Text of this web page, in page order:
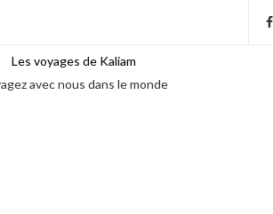
Les voyages de Kaliam
avec nous dans le monde